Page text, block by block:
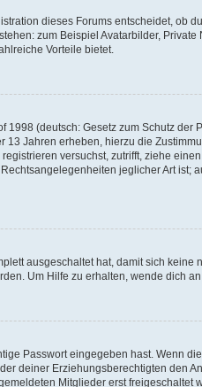
dieses Forums entscheidet, ob
zum Beispiel Avatarbilder,
Vorteile bietet.
1998 (deutsch: Gesetz zum Schutz
Jahren erheben, hierzu die
versuchst, zutrifft, ziehe
jeglicher Art
ausgeschaltet hat, damit sich
Um Hilfe zu erhalten, wende dich
Passwort eingegeben hast. Wenn
deiner Erziehungsberechtigten den
Mitglieder erst